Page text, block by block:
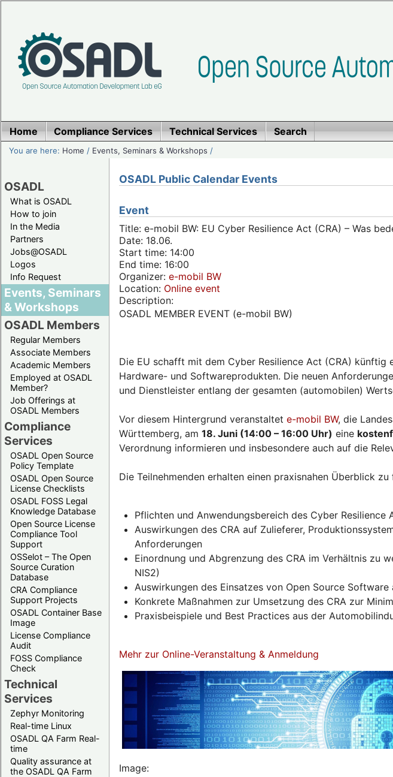
Home Compliance Services Technical Services Search
You are here: Home / Events, Seminars & Workshops /
OSADL
What is OSADL
How to join
In the Media
Partners
Jobs@OSADL
Logos
Info Request
Events, Seminars
& Workshops
OSADL Members
Regular Members
Associate Members
Academic Members
Employed at OSADL
Member?
Job Offerings at
OSADL Members
Compliance
Services
OSADL Open Source
Policy Template
OSADL Open Source
License Checklists
OSADL FOSS Legal
Knowledge Database
Open Source License
Compliance Tool
Support
OSSelot – The Open
Source Curation
Database
CRA Compliance
Support Projects
OSADL Container Base
Image
License Compliance
Audit
FOSS Compliance
Check
Technical
Services
Zephyr Monitoring
Real-time Linux
OSADL QA Farm Real-
time
Quality assurance at
the OSADL QA Farm
OSADL Public Calendar Events
Event
Title: e-mobil BW: EU Cyber Resilience Act (CRA) – Was
Date: 18.06.
Start time: 14:00
End time: 16:00
Organizer: e-mobil BW
Location: Online event
Description:
OSADL MEMBER EVENT (e-mobil BW)
Die EU schafft mit dem Cyber Resilience Act (CRA)
Hardware- und Softwareprodukten. Die neuen
und Dienstleister entlang der gesamten (automobilen)
Vor diesem Hintergrund veranstaltet e-mobil BW, die
Württemberg, am 18. Juni (14:00 – 16:00 Uhr) eine
Verordnung informieren und insbesondere auch auf die
Die Teilnehmenden erhalten einen praxisnahen Überblick
Pflichten und Anwendungsbereich des Cyber Resilience
Auswirkungen des CRA auf Zulieferer,
Anforderungen
Einordnung und Abgrenzung des CRA im Verhältnis zu
NIS2)
Auswirkungen des Einsatzes von Open Source
Konkrete Maßnahmen zur Umsetzung des CRA zur
Praxisbeispiele und Best Practices aus der
Mehr zur Online-Veranstaltung & Anmeldung
Image: